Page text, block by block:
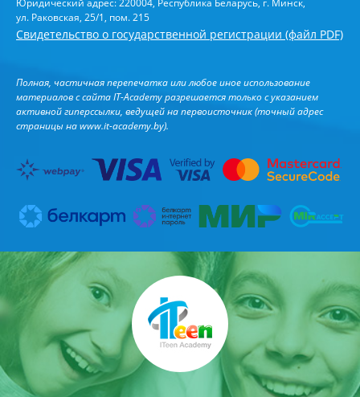
Юридический адрес: 220004, Республика Беларусь, г. Минск,
ул. Раковская, 25/1, пом. 215
Свидетельство о государственной регистрации (файл PDF)
Полная, частичная перепечатка или любое иное использование
материалов с сайта IT-Academy разрешается только с указанием
активной гиперссылки, ведущей на первоисточник (точный адрес
страницы наwww.it-academy.by).